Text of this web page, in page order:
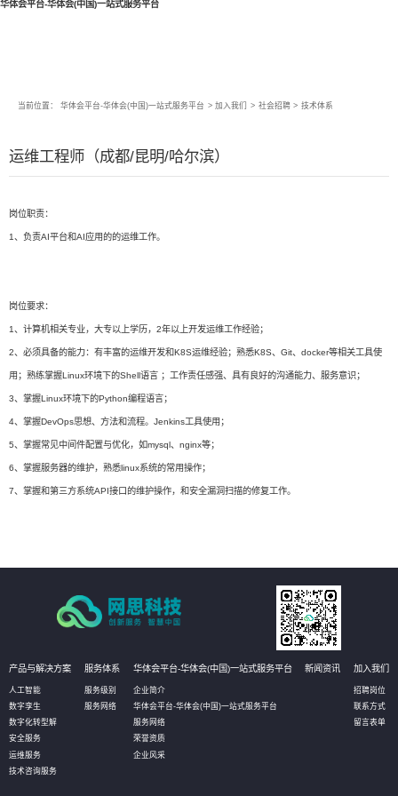
华体会平台-华体会(中国)一站式服务平台
当前位置： 华体会平台-华体会(中国)一站式服务平台 > 加入我们 > 社会招聘 > 技术体系
运维工程师（成都/昆明/哈尔滨）
岗位职责：
1、负责AI平台和AI应用的的运维工作。
岗位要求：
1、计算机相关专业，大专以上学历，2年以上开发运维工作经验；
2、必须具备的能力：有丰富的运维开发和K8S运维经验；熟悉K8S、Git、docker等相关工具使
用；熟练掌握Linux环境下的Shell语言 ；工作责任感强、具有良好的沟通能力、服务意识；
3、掌握Linux环境下的Python编程语言；
4、掌握DevOps思想、方法和流程。Jenkins工具使用；
5、掌握常见中间件配置与优化，如mysql、nginx等；
6、掌握服务器的维护，熟悉linux系统的常用操作；
7、掌握和第三方系统API接口的维护操作，和安全漏洞扫描的修复工作。
产品与解决方案
人工智能
数字孪生
数字化转型解
安全服务
运维服务
技术咨询服务
服务体系
服务级别
服务网络
华体会平台-华体会(中国)一站式服务平台
企业简介
华体会平台-华体会(中国)一站式服务平台
服务网络
荣誉资质
企业风采
新闻资讯 加入我们
招聘岗位
联系方式
留言表单